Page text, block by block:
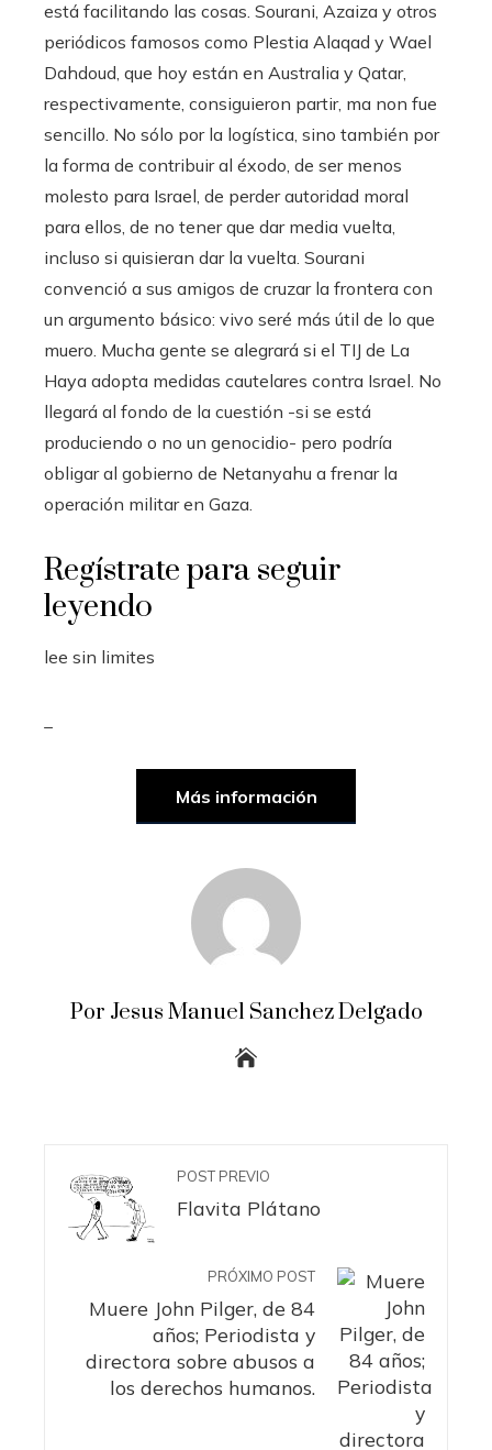
está facilitando las cosas. Sourani, Azaiza y otros
periódicos famosos como Plestia Alaqad y Wael
Dahdoud, que hoy están en Australia y Qatar,
respectivamente, consiguieron partir, ma non fue
sencillo. No sólo por la logística, sino también por
la forma de contribuir al éxodo, de ser menos
molesto para Israel, de perder autoridad moral
para ellos, de no tener que dar media vuelta,
incluso si quisieran dar la vuelta. Sourani
convenció a sus amigos de cruzar la frontera con
un argumento básico: vivo seré más útil de lo que
muero. Mucha gente se alegrará si el TIJ de La
Haya adopta medidas cautelares contra Israel. No
llegará al fondo de la cuestión -si se está
produciendo o no un genocidio- pero podría
obligar al gobierno de Netanyahu a frenar la
operación militar en Gaza.
Regístrate para seguir
leyendo
lee sin limites
Más información
Por Jesus Manuel Sanchez Delgado
POST PREVIO
Flavita Plátano
PRÓXIMO POST
Muere John Pilger, de 84
años; Periodista y
directora sobre abusos a
los derechos humanos.